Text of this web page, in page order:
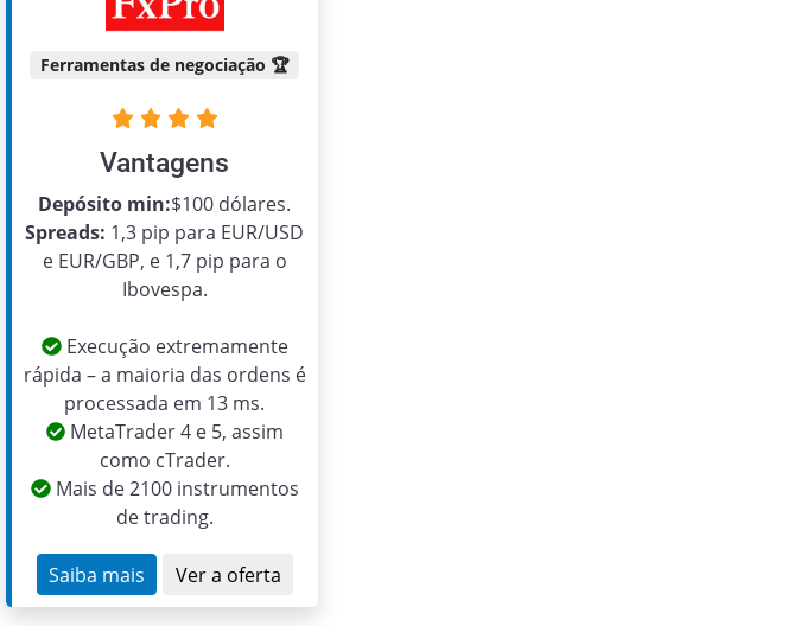
Ferramentas de negociação 🏆
Vantagens
Depósito min:$100 dólares.
Spreads: 1,3 pip para EUR/USD
e EUR/GBP, e 1,7 pip para o
Ibovespa.
Execução extremamente
rápida – a maioria das ordens é
processada em 13 ms.
MetaTrader 4 e 5, assim
como cTrader.
Mais de 2100 instrumentos
de trading.
Saiba mais Ver a oferta